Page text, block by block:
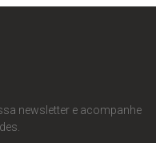
newsletter e acompanhe